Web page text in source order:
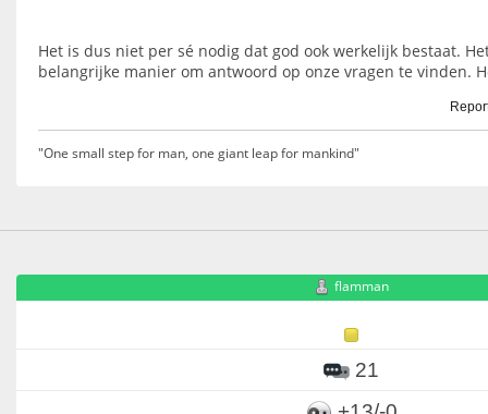
Het is dus niet per sé nodig dat god ook werkelijk bestaat.
belangrijke manier om antwoord op onze vragen te vinden.
"One small step for man, one giant leap for mankind"
flamman
21